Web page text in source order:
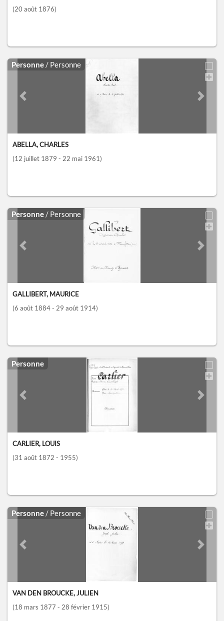
(20 août 1876)
Personne / Personne
Previous slide Next
ABELLA, CHARLES
(12 juillet 1879 - 22 mai 1961)
Personne / Personne
Previous slide Next
GALLIBERT, MAURICE
(6 août 1884 - 29 août 1914)
Personne
Previous slide Next
CARLIER, LOUIS
(31 août 1872 - 1955)
Personne / Personne
Previous slide Next
VAN DEN BROUCKE, JULIEN
(18 mars 1877 - 28 février 1915)